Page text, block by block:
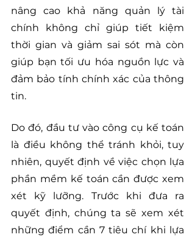
nâng cao khả năng quản lý tài
chính không chỉ giúp tiết kiệm
thời gian và giảm sai sót mà còn
giúp bạn tối ưu hóa nguồn lực và
đảm bảo tính chính xác của thông
tin.
Do đó, đầu tư vào công cụ kế toán
là điều không thể tránh khỏi, tuy
nhiên, quyết định về việc chọn lựa
phần mềm kế toán cần được xem
xét kỹ lưỡng. Trước khi đưa ra
quyết định, chúng ta sẽ xem xét
những điểm cần 7 tiêu chí khi lựa